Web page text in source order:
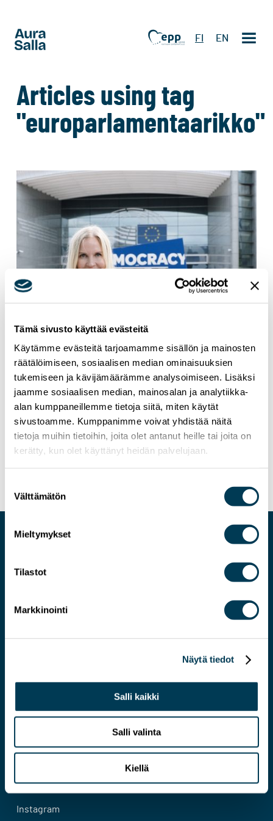
Tämä sivusto käyttää evästeitä
Käytämme evästeitä tarjoamamme sisällön ja mainosten
räätälöimiseen, sosiaalisen median ominaisuuksien
tukemiseen ja kävijämäärämme analysoimiseen. Lisäksi
jaamme sosiaalisen median, mainosalan ja analytiikka-
alan kumppaneillemme tietoja siitä, miten käytät
sivustoamme. Kumppanimme voivat yhdistää näitä
tietoja muihin tietoihin, joita olet antanut heille tai joita on
kerätty, kun olet käyttänyt heidän palvelujaan.
valinta
Välttämätön
Mieltymykset
Tilastot
Markkinointi
Näytä tiedot
Salli kaikki
Salli valinta
Kiellä
FI EN
Articles using tag
"europarlamentaarikko"
11.7.2025 UUTISET
Videotervehdys: Aura Sallan ensimmäinen
vuosi meppinä
Järkevämmän EU:N asiantuntija
Yhteystiedot
Instagram